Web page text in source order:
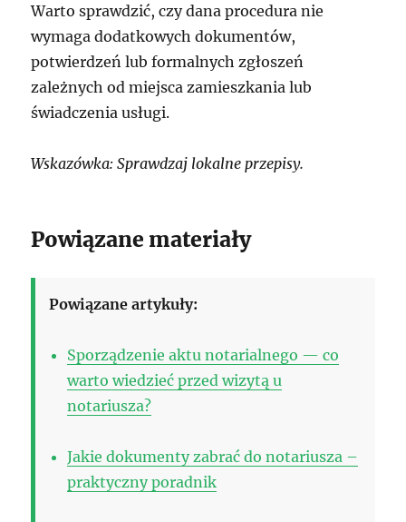
Warto sprawdzić, czy dana procedura nie
wymaga dodatkowych dokumentów,
potwierdzeń lub formalnych zgłoszeń
zależnych od miejsca zamieszkania lub
świadczenia usługi.
Wskazówka: Sprawdzaj lokalne przepisy.
Powiązane materiały
Powiązane artykuły:
Sporządzenie aktu notarialnego — co
warto wiedzieć przed wizytą u
notariusza?
Jakie dokumenty zabrać do notariusza –
praktyczny poradnik